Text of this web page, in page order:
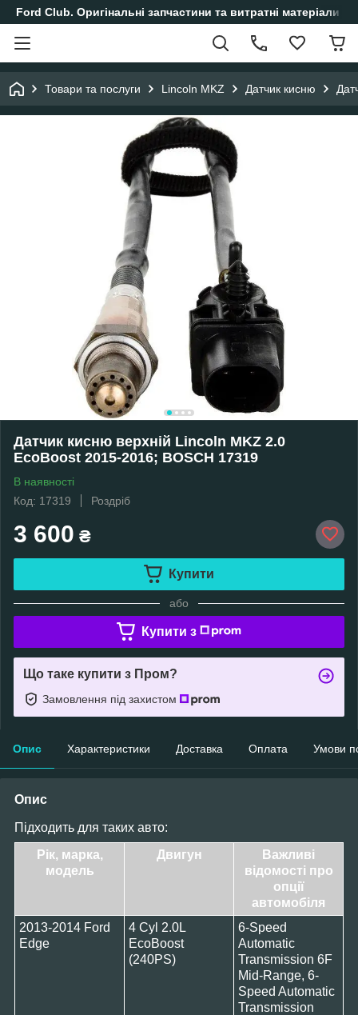
Ford Club. Оригінальні запчастини та витратні матеріали
Товари та послуги Lincoln MKZ Датчик кисню
Датчик кисню верхній Lincoln MKZ 2.0
EcoBoost 2015-2016; BOSCH 17319
В наявності
Код: 17319
Роздріб
3 600 ₴
Купити
або
Купити з
Що таке купити з Пром?
Замовлення під захистом
Опис Характеристики Доставка Оплата Умови
Опис
Підходить для таких авто:
Рік, марка,
модель
Двигун
Важливі
відомості про
опції
автомобіля
2013-2014 Ford
Edge
4 Cyl 2.0L
EcoBoost
(240PS)
6-Speed
Automatic
Transmission 6F
Mid-Range, 6-
Speed Automatic
Transmission